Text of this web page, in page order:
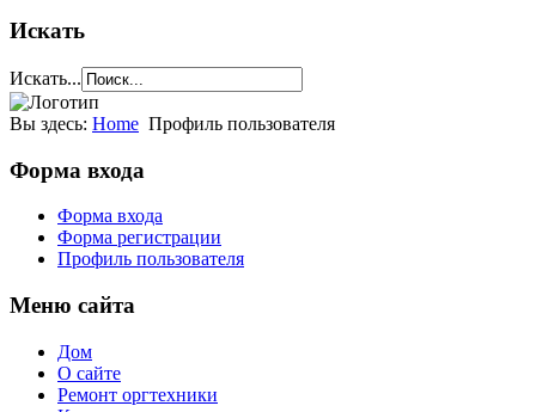
Искать
Искать...
Вы здесь: Home Профиль пользователя
Форма входа
Форма входа
Форма регистрации
Профиль пользователя
Меню сайта
Дом
О сайте
Ремонт оргтехники